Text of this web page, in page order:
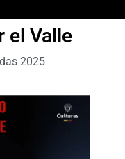
el Valle
2025